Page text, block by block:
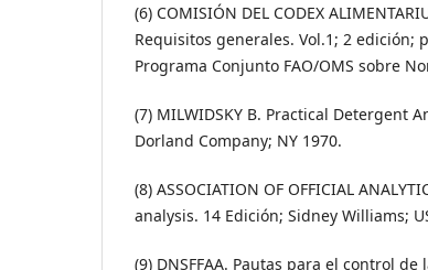
(6) COMISIÓN DEL CODEX
Requisitos generales. Vol.1; 2 edición;
Programa Conjunto FAO/OMS sobre
(7) MILWIDSKY B. Practical Detergent
Dorland Company; NY 1970.
(8) ASSOCIATION OF OFFICIAL
analysis. 14 Edición; Sidney Williams;
(9) DNSFFAA. Pautas para el control